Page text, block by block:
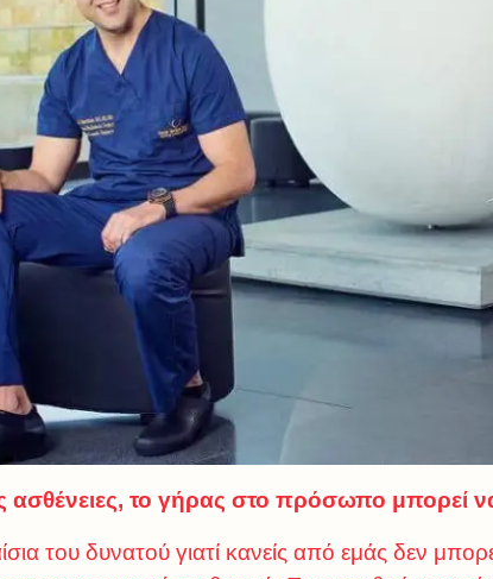
το γήρας στο πρόσωπο μπορεί
του δυνατού γιατί κανείς από εμάς δεν